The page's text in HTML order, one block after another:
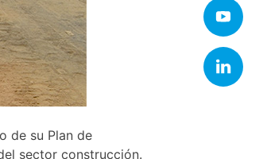
de su Plan de
sector construcción.